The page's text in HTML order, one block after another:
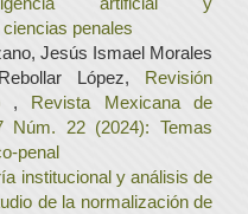
penales
Jesús Ismael Morales
López,
Revisión
, Revista Mexicana de
Núm. 22 (2024): Temas
penal
institucional y análisis de
de la normalización de